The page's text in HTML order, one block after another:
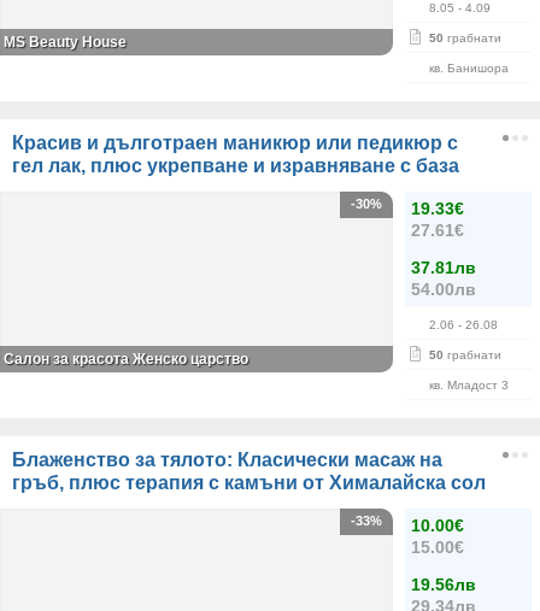
8.05 - 4.09
50 грабнати
кв. Банишора
МS Beauty House
Красив и дълготраен маникюр или педикюр с
гел лак, плюс укрепване и изравняване с база
19.33€
27.61€
37.81лв
54.00лв
2.06 - 26.08
50 грабнати
кв. Младост 3
-30%
Салон за красота Женско царство
Блаженство за тялото: Класически масаж на
гръб, плюс терапия с камъни от Хималайска сол
10.00€
15.00€
19.56лв
29.34лв
-33%